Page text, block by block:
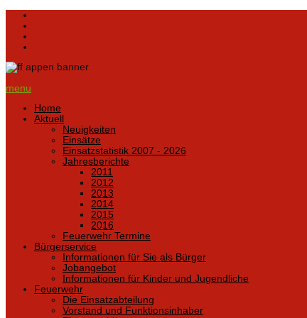
menu
Home
Aktuell
Neuigkeiten
Einsätze
Einsatzstatistik 2007 - 2026
Jahresberichte
2011
2012
2013
2014
2015
2016
Feuerwehr Termine
Bürgerservice
Informationen für Sie als Bürger
Jobangebot
Informationen für Kinder und Jugendliche
Feuerwehr
Die Einsatzabteilung
Vorstand und Funktionsinhaber